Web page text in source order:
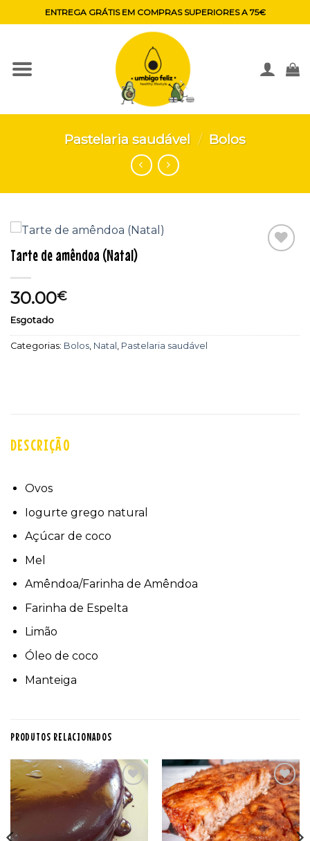
to
ENTREGA GRÁTIS EM COMPRAS SUPERIORES A 75€
Pastelaria saudável / Bolos
Tarte de amêndoa (Natal)
30.00€
Esgotado
Categorias: Bolos, Natal , Pastelaria saudável
DESCRIÇÃO
Ovos
Iogurte grego natural
Açúcar de coco
Mel
Amêndoa/Farinha de Amêndoa
Farinha de Espelta
Limão
Óleo de coco
Manteiga
PRODUTOS RELACIONADOS
Adicionar
aos
favoritos
Adicionar
aos
favoritos